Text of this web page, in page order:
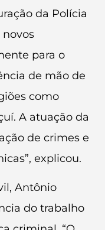
da Polícia
novos
para o
de mão de
como
A atuação da
de crimes e
explicou.
Antônio
do trabalho